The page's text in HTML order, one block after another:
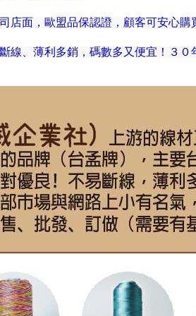
店面，歐盟品保認證，顧客可安心
線、薄利多銷，碼數多又便宜！３０